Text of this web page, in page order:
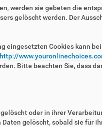
werden sie gebeten die
gelöscht werden. Der
eingesetzten Cookies kann
http://
Bitte beachten Sie, dass
oder in ihrer
gelöscht, sobald sie für